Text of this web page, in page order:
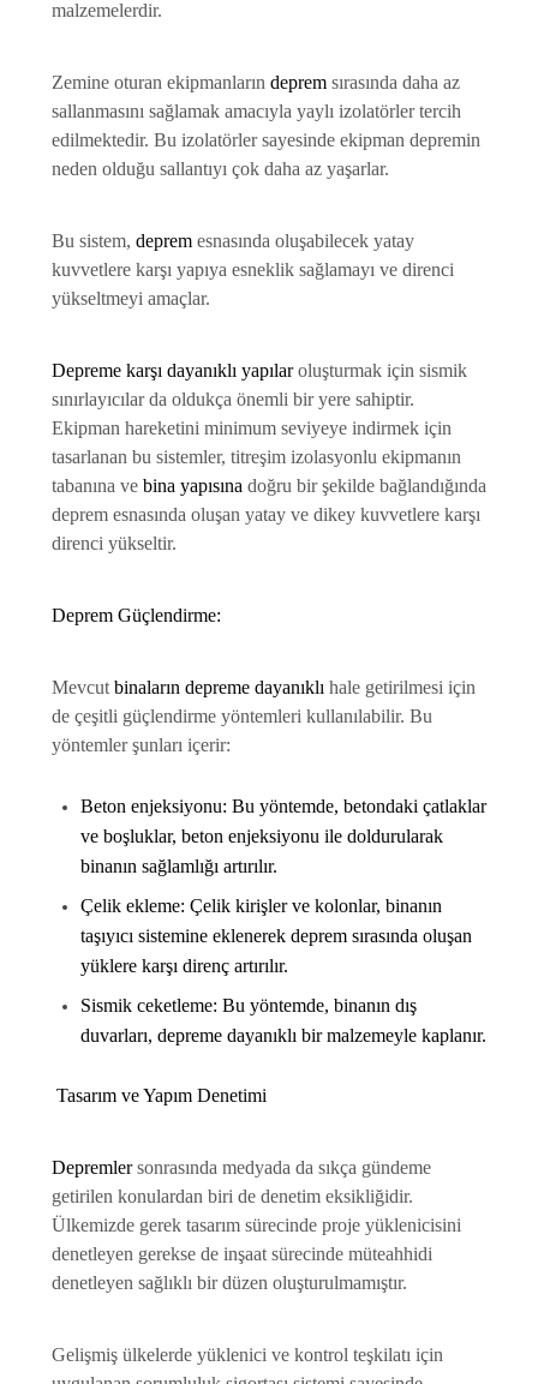
malzemelerdir.
Zemine oturan ekipmanların depremsırasında daha az
sallanmasını sağlamak amacıyla yaylı izolatörler tercih
edilmektedir. Bu izolatörler sayesinde ekipman depremin
neden olduğu sallantıyı çok daha az yaşarlar.
Bu sistem, deprem esnasında oluşabilecek yatay
kuvvetlere karşı yapıya esneklik sağlamayı ve direnci
yükseltmeyi amaçlar.
Depreme karşı dayanıklı yapılaroluşturmak için sismik
sınırlayıcılarda oldukça önemli bir yere sahiptir.
Ekipman hareketini minimum seviyeye indirmek için
tasarlanan bu sistemler, titreşim izolasyonlu ekipmanın
tabanına ve bina yapısına doğru bir şekilde bağlandığında
deprem esnasında oluşan yatay ve dikey kuvvetlere karşı
direnci yükseltir.
Deprem Güçlendirme:
Mevcut binaların depreme dayanıklı hale getirilmesi için
de çeşitli güçlendirme yöntemleri kullanılabilir. Bu
yöntemler şunları içerir:
Beton enjeksiyonu: Bu yöntemde, betondaki çatlaklar
ve boşluklar, beton enjeksiyonu ile doldurularak
binanın sağlamlığı artırılır.
Çelik ekleme: Çelik kirişler ve kolonlar, binanın
taşıyıcı sistemine eklenerek deprem sırasında oluşan
yüklere karşı direnç artırılır.
Sismik ceketleme: Bu yöntemde, binanın dış
duvarları, depreme dayanıklı bir malzemeyle kaplanır.
Tasarım ve Yapım Denetimi
Depremlersonrasında medyada da sıkça gündeme
getirilen konulardan biri de denetim eksikliğidir.
Ülkemizde gerek tasarım sürecinde proje yüklenicisini
denetleyen gerekse de inşaat sürecinde müteahhidi
denetleyen sağlıklı bir düzen oluşturulmamıştır.
Gelişmiş ülkelerde yüklenici ve kontrol teşkilatı için